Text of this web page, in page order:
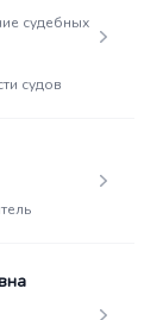
судебных
судов